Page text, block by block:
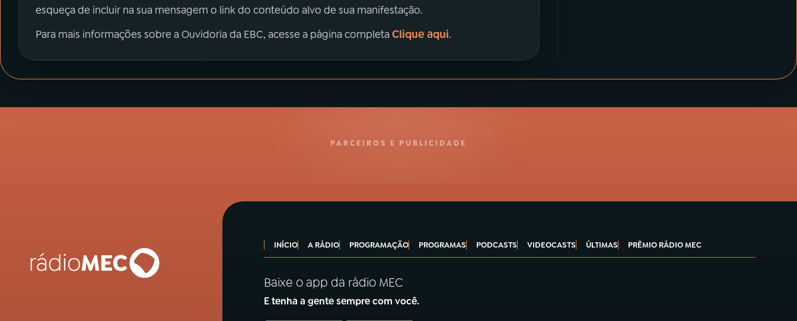
esqueça de incluir na sua mensagem o link do conteúdo alvo de sua manifestação.
Para mais informações sobre a Ouvidoria da EBC, acesse a página completaClique aqui.
PARCEIROS E PUBLICIDADE
INÍCIO A RÁDIO PROGRAMAÇÃO PROGRAMAS PODCASTS VIDEOCASTS ÚLTIMAS PRÊMIO RÁDIO MEC
Baixe o app da rádio MEC
E tenha a gente sempre com você.